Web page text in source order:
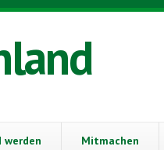
Mitmachen